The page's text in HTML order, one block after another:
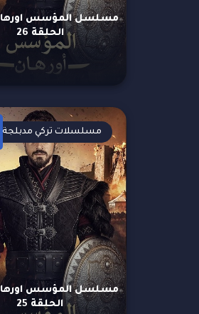
مسلسل المؤسس
الحلقة 26
مسلسل المؤسس
الحلقة 25
مسلسلات تركي مدبلجة